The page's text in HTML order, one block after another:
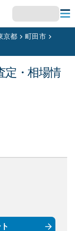
京都
町田市
定・相場情